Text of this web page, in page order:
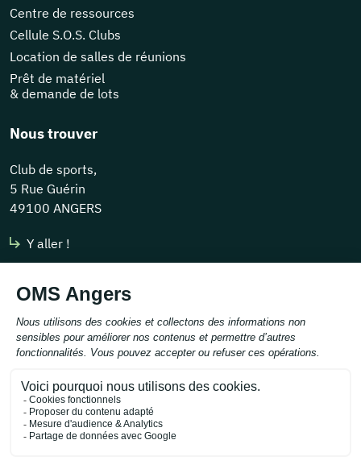
Centre de ressources
Cellule S.O.S. Clubs
Location de salles de réunions
Prêt de matériel
& demande de lots
Nous trouver
Club de sports,
5 Rue Guérin
49100 ANGERS
Y aller !
Nous contacter
contact@omsangers.org
Tél :02 41 43 30 85